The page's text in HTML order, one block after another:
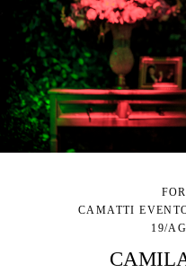
CAMATTI
19/